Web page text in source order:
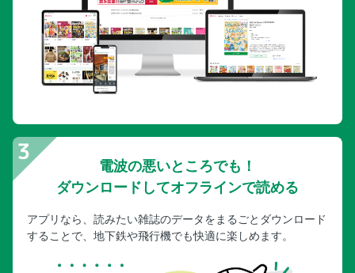
電波の悪いところでも！
ダウンロードしてオフラインで読める
アプリなら、読みたい雑誌のデータをまるごとダウンロード
することで、地下鉄や飛行機でも快適に楽しめます。